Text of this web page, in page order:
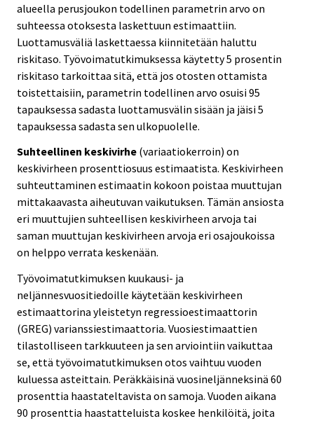
alueella perusjoukon todellinen parametrin arvo on
suhteessa otoksesta laskettuun estimaattiin.
Luottamusväliä laskettaessa kiinnitetään haluttu
riskitaso. Työvoimatutkimuksessa käytetty 5 prosentin
riskitaso tarkoittaa sitä, että jos otosten ottamista
toistettaisiin, parametrin todellinen arvo osuisi 95
tapauksessa sadasta luottamusvälin sisään ja jäisi 5
tapauksessa sadasta sen ulkopuolelle.
Suhteellinen keskivirhe (variaatiokerroin) on
keskivirheen prosenttiosuus estimaatista. Keskivirheen
suhteuttaminen estimaatin kokoon poistaa muuttujan
mittakaavasta aiheutuvan vaikutuksen. Tämän ansiosta
eri muuttujien suhteellisen keskivirheen arvoja tai
saman muuttujan keskivirheen arvoja eri osajoukoissa
on helppo verrata keskenään.
Työvoimatutkimuksen kuukausi- ja
neljännesvuositiedoille käytetään keskivirheen
estimaattorina yleistetyn regressioestimaattorin
(GREG) varianssiestimaattoria. Vuosiestimaattien
tilastolliseen tarkkuuteen ja sen arviointiin vaikuttaa
se, että työvoimatutkimuksen otos vaihtuu vuoden
kuluessa asteittain. Peräkkäisinä vuosineljänneksinä 60
prosenttia haastateltavista on samoja. Vuoden aikana
90 prosenttia haastatteluista koskee henkilöitä, joita